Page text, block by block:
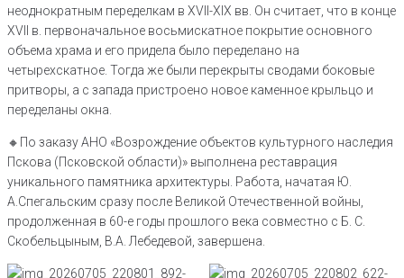
неоднократным переделкам в XVII-XIX вв. Он считает, что в конце
XVII в. первоначальное восьмискатное покрытие основного
объема храма и его придела было переделано на
четырехскатное. Тогда же были перекрыты сводами боковые
притворы, а с запада пристроено новое каменное крыльцо и
переделаны окна.
🔸По заказу АНО «Возрождение объектов культурного наследия
Пскова (Псковской области)» выполнена реставрация
уникального памятника архитектуры. Работа, начатая Ю.
А.Спегальским сразу после Великой Отечественной войны,
продолженная в 60-е годы прошлого века совместно с Б. С.
Скобельцыным, В.А. Лебедевой, завершена.